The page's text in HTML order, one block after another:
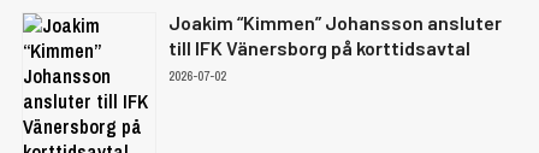
Joakim “Kimmen” Johansson ansluter
till IFK Vänersborg på korttidsavtal
2026-07-02